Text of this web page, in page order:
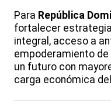
Para República
fortalecer
integral, acceso a
empoderamiento
un futuro con
carga económica del